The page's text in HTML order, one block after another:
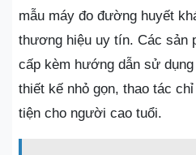
mẫu máy đo đường huyết
thương hiệu uy tín. Các sản
cấp kèm hướng dẫn sử
thiết kế nhỏ gọn, thao tác
tiện cho người cao tuổi.